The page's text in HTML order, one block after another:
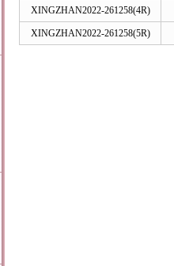
XINGZHAN2022-261258(4R)
XINGZHAN2022-261258(5R)